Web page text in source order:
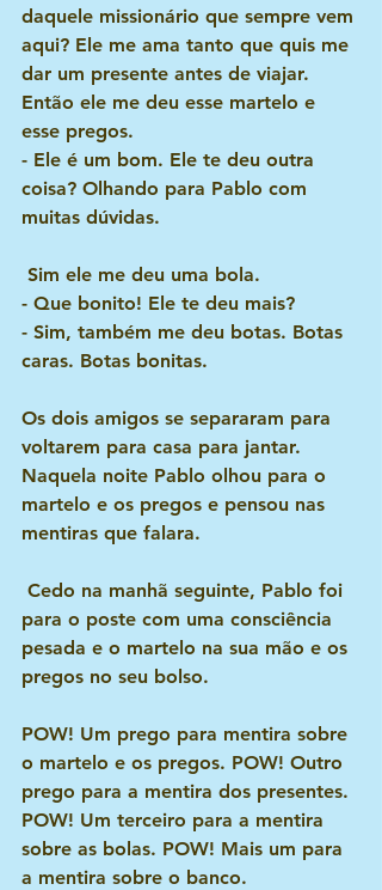
daquele missionário que sempre vem
aqui? Ele me ama tanto que quis me
dar um presente antes de viajar.
Então ele me deu esse martelo e
esse pregos.
- Ele é um bom. Ele te deu outra
coisa? Olhando para Pablo com
muitas dúvidas.
Sim ele me deu uma bola.
- Que bonito! Ele te deu mais?
- Sim, também me deu botas. Botas
caras. Botas bonitas.
Os dois amigos se separaram para
voltarem para casa para jantar.
Naquela noite Pablo olhou para o
martelo e os pregos e pensou nas
mentiras que falara.
para o poste com uma consciência
pesada e o martelo na sua mão e os
pregos no seu bolso.
POW! Um prego para mentira sobre
o martelo e os pregos. POW! Outro
prego para a mentira dos presentes.
POW! Um terceiro para a mentira
sobre as bolas. POW! Mais um para
a mentira sobre o banco.